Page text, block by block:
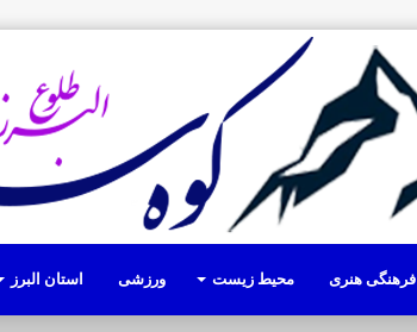
فرهنگی هنری محیط زیست ورزشی استان البرز